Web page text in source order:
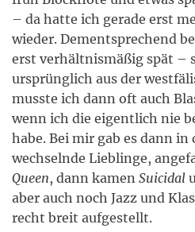
– da hatte ich gerade erst
wieder. Dementsprechend
erst verhältnismäßig spät –
ursprünglich aus der
musste ich dann oft auch
wenn ich die eigentlich nie
habe. Bei mir gab es dann in
wechselnde Lieblinge,
Queen, dann kamen Suicidal
aber auch noch Jazz und
recht breit aufgestellt.